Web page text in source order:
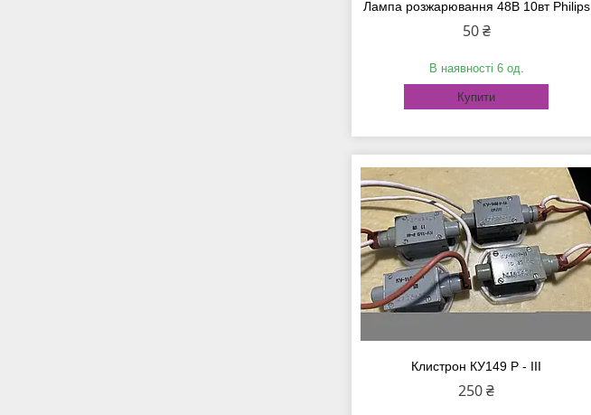
Лампа розжарювання 48В 10вт Philips
50 ₴
В наявності 6 од.
Купити
Клистрон КУ149 Р - III
250 ₴